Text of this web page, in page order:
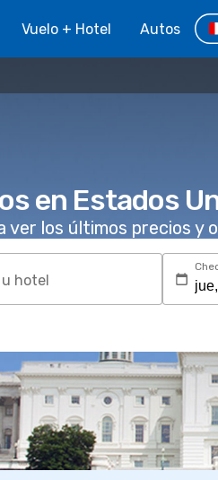
Vuelo + Hotel Autos
en Estados
ver los últimos precios y
hotel